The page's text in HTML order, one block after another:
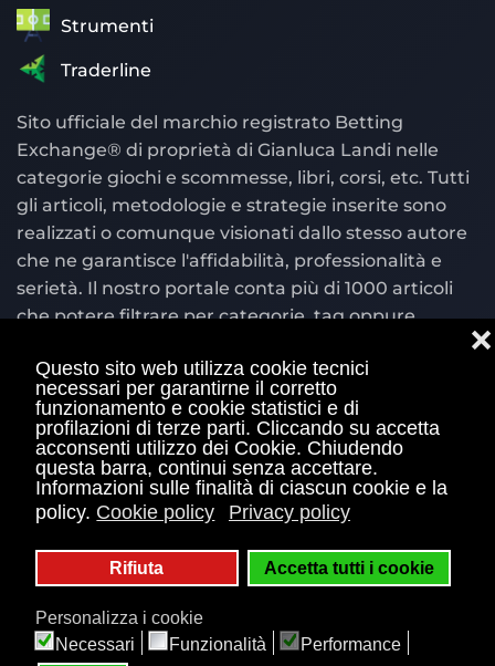
Questo sito web utilizza cookie tecnici
necessari per garantirne il corretto
funzionamento e cookie statistici e di
profilazioni di terze parti. Cliccando su accetta
acconsenti utilizzo dei Cookie. Chiudendo
questa barra, continui senza accettare.
Informazioni sulle finalità di ciascun cookie e la
policy. Cookie policy Privacy policy
Rifiuta Accetta tutti i cookie
❌
Personalizza i cookie
Necessari
Funzionalità Performance
Strumenti
Traderline
Sito ufficiale del marchio registrato Betting
Exchange® di proprietà di Gianluca Landi nelle
categorie giochi e scommesse, libri, corsi, etc. Tutti
gli articoli, metodologie e strategie inserite sono
realizzati o comunque visionati dallo stesso autore
che ne garantisce l'affidabilità, professionalità e
serietà. Il nostro portale conta più di 1000 articoli
che potere filtrare per categorie, tag oppure
situato in alto a destra.
© Copyright 2004 - 2026 Bettingexchange.net è
sito ufficiale Betting Exchange® con marchio
registrato e di proprietà di Gianluca Landi Piva
01460210113 e piva 03835590542 E' vietata qualsiasi
presenti nel sito. Il gioco è vietato ai minori di 18
anni e può causare dipendenza patologica.
Informati sulle probabilità di vincita e sul
regolamento del gioco sul sito ADM .
Mappa Sito